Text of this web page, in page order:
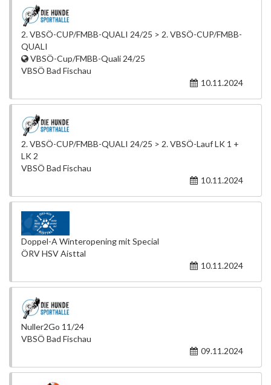
2. VBSÖ-CUP/FMBB-QUALI 24/25 > 2. VBSÖ-CUP/FMBB-
QUALI
VBSÖ-Cup/FMBB-Quali 24/25
VBSÖ Bad Fischau
10.11.2024
2. VBSÖ-CUP/FMBB-QUALI 24/25 > 2. VBSÖ-Lauf LK 1 +
LK 2
VBSÖ Bad Fischau
10.11.2024
Doppel-A Winteropening mit Special
ÖRV HSV Aisttal
10.11.2024
Nuller2Go 11/24
VBSÖ Bad Fischau
09.11.2024